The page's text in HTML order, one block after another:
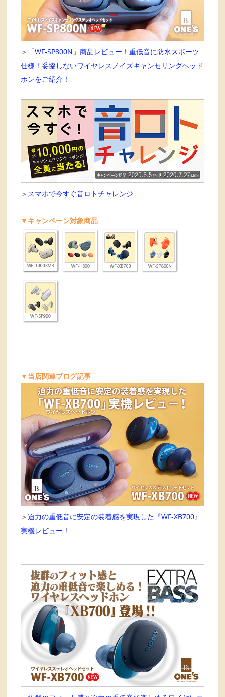
＞ 「WF-SP800N」商品レビュー！重低音に防水スポーツ
仕様！妥協しないワイヤレスノイズキャンセリングヘッド
ホンをご紹介！
＞ スマホで今すぐ音ロトチャレンジ
▼キャンペーン対象商品
▼当店関連ブログ記事
＞迫力の重低音に安定の装着感を実現した『WF-XB700』
実機レビュー！